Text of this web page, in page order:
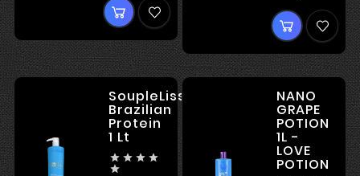
SoupleLiss
Brazilian
Protein
1 Lt
   

NANO
GRAPE
POTION
1L -
LOVE
POTION